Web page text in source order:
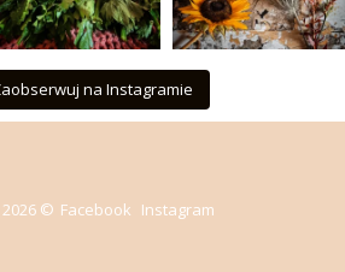
na Instagramie
© Facebook Instagram